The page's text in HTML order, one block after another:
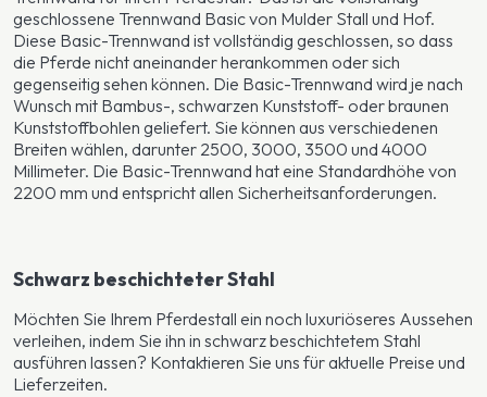
geschlossene Trennwand Basic von Mulder Stall und Hof.
Diese Basic-Trennwand ist vollständig geschlossen, so dass
die Pferde nicht aneinander herankommen oder sich
gegenseitig sehen können. Die Basic-Trennwand wird je nach
Wunsch mit Bambus-, schwarzen Kunststoff- oder braunen
Kunststoffbohlen geliefert. Sie können aus verschiedenen
Breiten wählen, darunter 2500, 3000, 3500 und 4000
Millimeter. Die Basic-Trennwand hat eine Standardhöhe von
2200 mm und entspricht allen Sicherheitsanforderungen.
Schwarz beschichteter Stahl
Möchten Sie Ihrem Pferdestall ein noch luxuriöseres Aussehen
verleihen, indem Sie ihn in schwarz beschichtetem Stahl
ausführen lassen? Kontaktieren Sie uns für aktuelle Preise und
Lieferzeiten.